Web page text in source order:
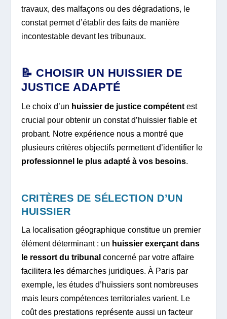
travaux, des malfaçons ou des dégradations, le
constat permet d’établir des faits de manière
incontestable devant les tribunaux.
📝 CHOISIR UN HUISSIER DE
JUSTICE ADAPTÉ
Le choix d’un huissier de justice compétentest
crucial pour obtenir un constat d’huissier fiable et
probant. Notre expérience nous a montré que
plusieurs critères objectifs permettent d’identifier le
professionnel le plus adapté à vos besoins.
CRITÈRES DE SÉLECTION D’UN
HUISSIER
La localisation géographique constitue un premier
élément déterminant : un huissier exerçant dans
le ressort du tribunal concerné par votre affaire
facilitera les démarches juridiques. À Paris par
exemple, les études d’huissiers sont nombreuses
mais leurs compétences territoriales varient. Le
coût des prestations représente aussi un facteur